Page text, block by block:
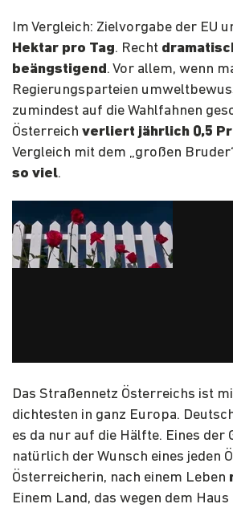
Im Vergleich: Zielvorgabe der EU
Hektar pro Tag. Recht
beängstigend. Vor allem, wenn
Regierungsparteien
zumindest auf die Wahlfahnen
Österreich verliert jährlich 0,5
Vergleich mit dem „großen
so viel.
Das Straßennetz Österreichs ist
dichtesten in ganz Europa.
es da nur auf die Hälfte. Eines
natürlich der Wunsch eines jeden
Österreicherin, nach einem Leben
Einem Land, das wegen dem